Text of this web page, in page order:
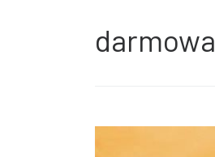
darmowa